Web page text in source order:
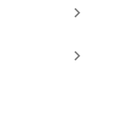
keyboard_arrow_right
keyboard_arrow_right